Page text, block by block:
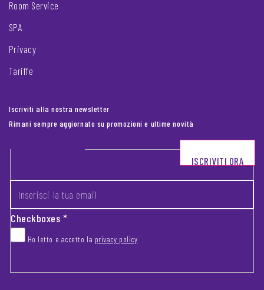
Room Service
SPA
Privacy
Tariffe
Iscriviti alla nostra newsletter
Rimani sempre aggiornato su promozioni e ultime novità
Footer newsletter
Checkboxes*
Ho letto e accetto la privacy policy
ISCRIVITI ORA